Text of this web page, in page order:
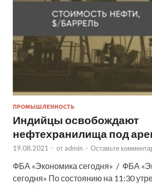
ПРОМЫШЛЕННОСТЬ
Индийцы освобождают
нефтехранилища под
19.08.2021 - от admin - Оставьте
ФБА «Экономика сегодня» / ФБА
сегодня» По состоянию на 11:30